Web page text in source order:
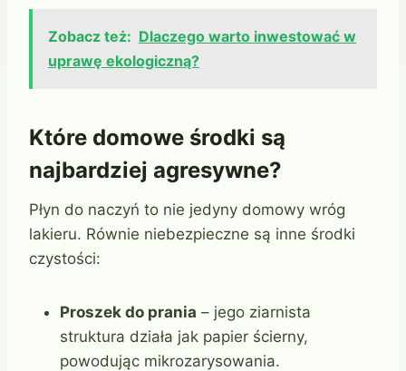
Zobacz też: Dlaczego warto inwestować w
uprawę ekologiczną?
Które domowe środki są
najbardziej agresywne?
Płyn do naczyń to nie jedyny domowy wróg
lakieru. Równie niebezpieczne są inne środki
czystości:
Proszek do prania – jego ziarnista
struktura działa jak papier ścierny,
powodując mikrozarysowania.